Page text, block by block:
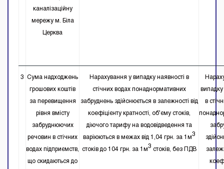
каналізаційну
мережу м. Біла
Церква
3 Сума надходжень
грошових коштів
за перевищення
рівня вмісту
забруднюючих
речовин в стічних
водах підприємств,
що скидаються до
Нарахування у випадку наявності в
стічних водах понаднормативних
забруднень здійснюється в залежності від
коефіцієнту кратності, об’єму стоків,
діючого тарифу на водовідведення та
варіюються в межах від 1,04 грн. за 1м
3
стоків до 104 грн. за 1м
3
стоків, без ПДВ
випадку
в